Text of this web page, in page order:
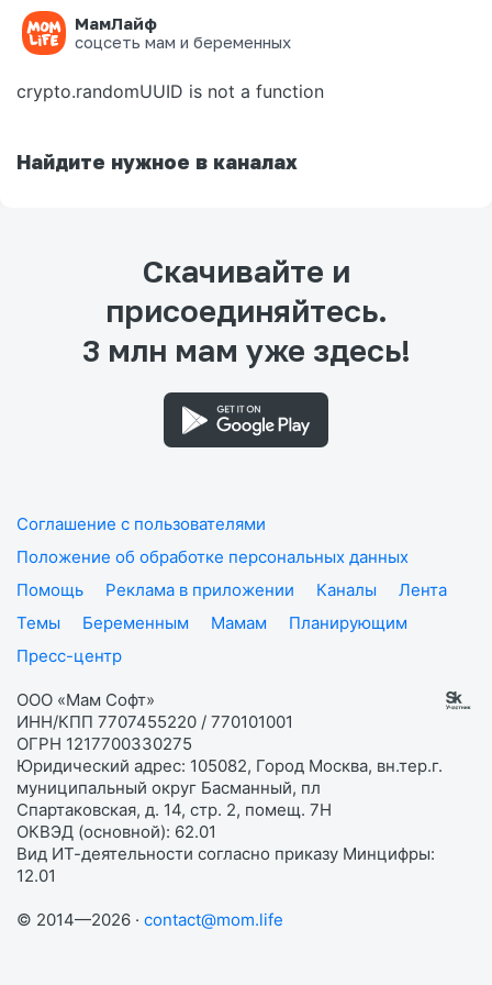
МамЛайф
соцсеть мам и беременных
Ошибка на странице
crypto.randomUUID is not a function
Найдите нужное в каналах
Скачивайте и
присоединяйтесь.
3 млн мам уже здесь!
Соглашение с пользователями
Положение об обработке персональных данных
Помощь
Реклама в приложении Каналы
Лента
Темы
Беременным Мамам
Планирующим
Пресс-центр
ООО «Мам Софт»
ИНН/КПП 7707455220 / 770101001
ОГРН 1217700330275
Юридический адрес: 105082, Город Москва, вн.тер.г.
муниципальный округ Басманный, пл
Спартаковская, д. 14, стр. 2, помещ. 7Н
ОКВЭД (основной): 62.01
Вид ИТ-деятельности согласно приказу Минцифры:
12.01
© 2014—2026 · contact@mom.life